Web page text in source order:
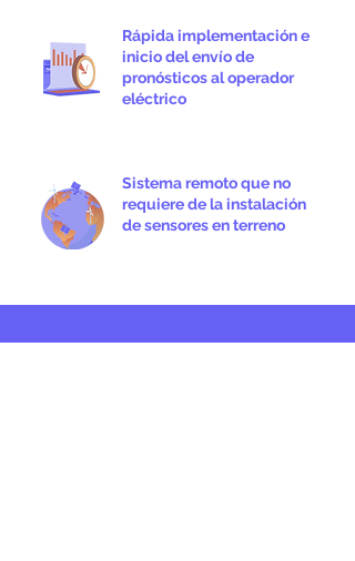
Rápida implementación e
inicio del envío de
pronósticos al operador
eléctrico
Sistema remoto que no
requiere de la instalación
de sensores en terreno